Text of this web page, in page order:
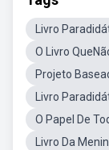
Livro
O Livro
Projeto
Livro
O Papel De
Livro Da